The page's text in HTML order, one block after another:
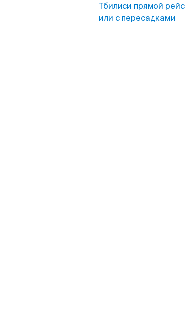
Тбилиси прямой рейс
или с пересадками